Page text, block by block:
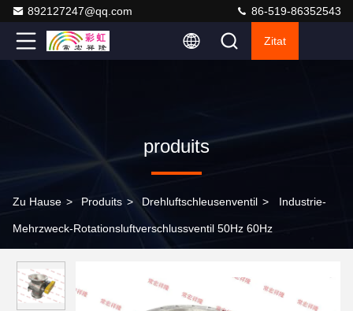
892127247@qq.com 86-519-86352543
Zitat
produits
Zu Hause > Produits > Drehluftschleusenventil > Industrie-
Mehrzweck-Rotationsluftverschlussventil 50Hz 60Hz